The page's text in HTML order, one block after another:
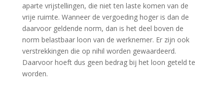
aparte vrijstellingen, die niet ten laste komen van de
vrije ruimte. Wanneer de vergoeding hoger is dan de
daarvoor geldende norm, dan is het deel boven de
norm belastbaar loon van de werknemer. Er zijn ook
verstrekkingen die op nihil worden gewaardeerd.
Daarvoor hoeft dus geen bedrag bij het loon geteld te
worden.